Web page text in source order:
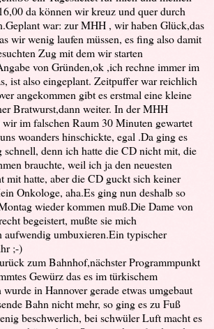
da können wir kreuz und quer durch
war: zur MHH , wir haben Glück,das
wir wenig laufen müssen, es fing also damit
Zug mit dem wir starten
von Gründen,ok ,ich rechne immer im
ist also eingeplant. Zeitpuffer war reichlich
angekommen gibt es erstmal eine kleine
Bratwurst,dann weiter. In der MHH
wir im falschen Raum 30 Minuten gewartet
woanders hinschickte, egal .Da ging es
schnell, denn ich hatte die CD nicht mit, die
brauchte, weil ich ja den neuesten
mit hatte, aber die CD guckt sich keiner
Onkologe, aha.Es ging nun deshalb so
wieder kommen muß.Die Dame von
begeistert, mußte sie mich
aufwendig umbuxieren.Ein typischer
;-)
zum Bahnhof,nächster Programmpunkt
Gewürz das es im türkischem
in Hannover gerade etwas umgebaut
Bahn nicht mehr, so ging es zu Fuß
beschwerlich, bei schwüler Luft macht es